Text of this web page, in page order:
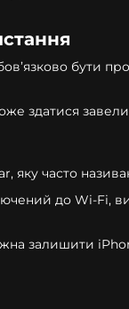
бути
здатися
яку часто
до Wi-Fi,
залишити